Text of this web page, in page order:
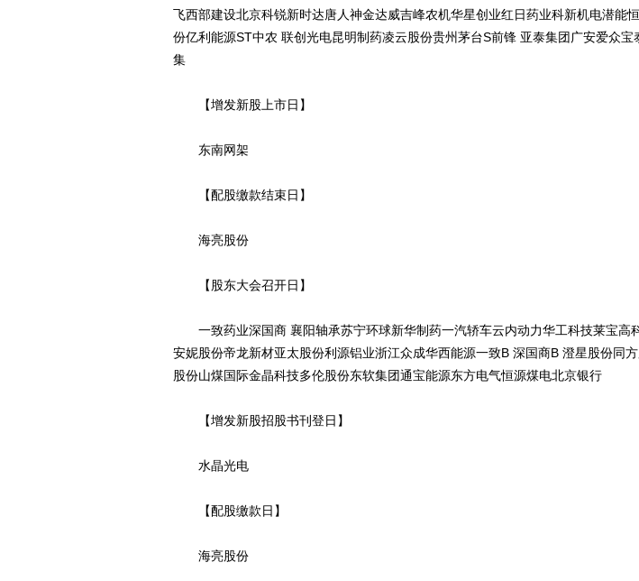
飞西部建设北京科锐新时达唐人神金达威吉峰农机华星创业红日药业科新机电潜能
份亿利能源ST中农 联创光电昆明制药凌云股份贵州茅台S前锋 亚泰集团广安爱众宝
集
【增发新股上市日】
东南网架
【配股缴款结束日】
海亮股份
【股东大会召开日】
一致药业深国商 襄阳轴承苏宁环球新华制药一汽轿车云内动力华工科技莱宝高
安妮股份帝龙新材亚太股份利源铝业浙江众成华西能源一致B 深国商B 澄星股份同
股份山煤国际金晶科技多伦股份东软集团通宝能源东方电气恒源煤电北京银行
【增发新股招股书刊登日】
水晶光电
【配股缴款日】
海亮股份